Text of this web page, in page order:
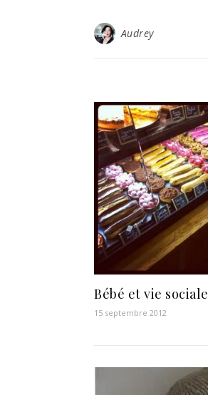
Audrey
Bébé et vie sociale
15 septembre 2012